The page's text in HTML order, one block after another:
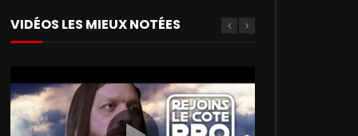
VIDÉOS LES MIEUX NOTÉES